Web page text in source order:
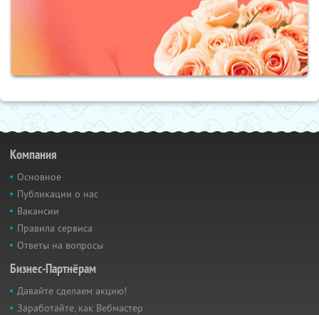
Компания
Основное
Публикации о нас
Вакансии
Правила сервиса
Ответы на вопросы
Бизнес-Партнёрам
Давайте сделаем акцию!
Заработайте, как Вебмастер